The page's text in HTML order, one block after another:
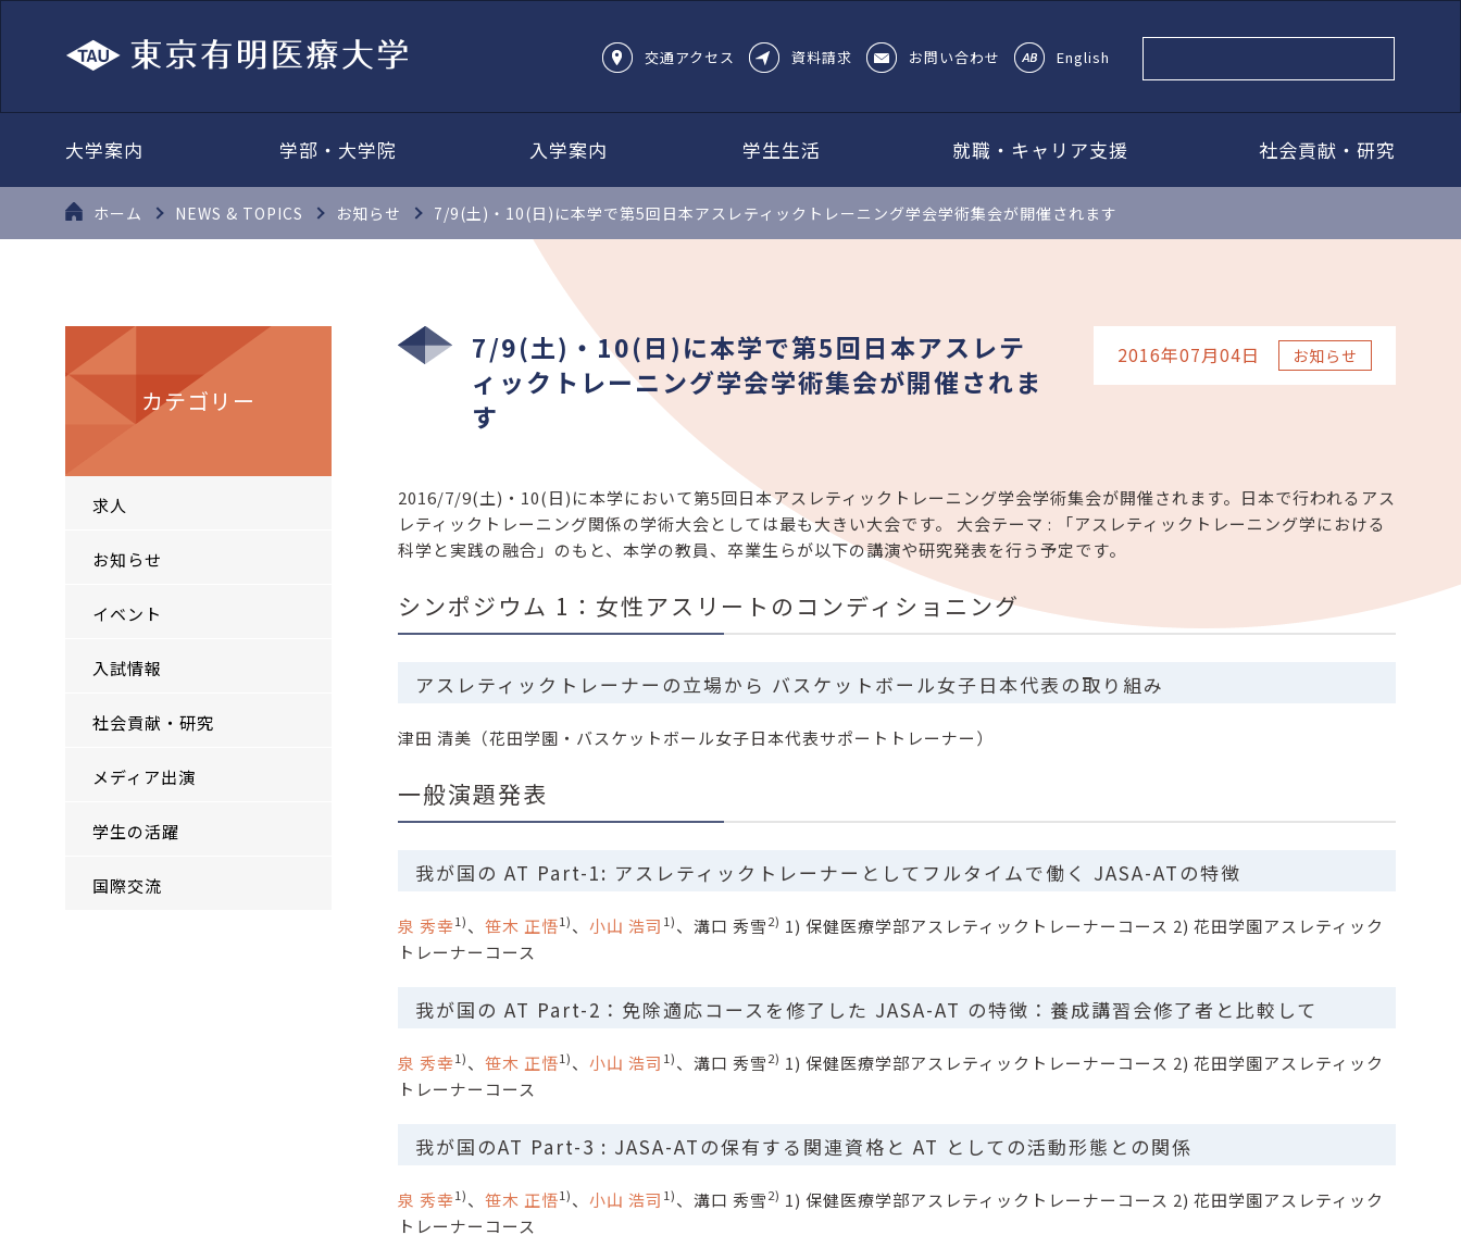
交通アクセス 資料請求 お問い合わせ English
大学案内 学部・大学院 入学案内 学生生活 就職・キャリア支援 社会貢献・研究
ホーム NEWS & TOPICS お知らせ 7/9(土)・10(日)に本学で第5回日本アスレティックトレーニング学会学術集会が開催されます
カテゴリー
求人
お知らせ
イベント
入試情報
社会貢献・研究
メディア出演
学生の活躍
国際交流
7/9(土)・10(日)に本学で第5回日本アスレテ
ィックトレーニング学会学術集会が開催されま
す
2016年07月04日 お知らせ
2016/7/9(土)・10(日)に本学において第5回日本アスレティックトレーニング学会学術集会が開催されます。日本で行われるアス
レティックトレーニング関係の学術大会としては最も大きい大会です。 大会テーマ : 「アスレティックトレーニング学における
科学と実践の融合」のもと、本学の教員、卒業生らが以下の講演や研究発表を行う予定です。
シンポジウム 1：女性アスリートのコンディショニング
アスレティックトレーナーの立場から バスケットボール女子日本代表の取り組み
津田 清美（花田学園・バスケットボール女子日本代表サポートトレーナー）
一般演題発表
我が国の AT Part-1: アスレティックトレーナーとしてフルタイムで働く JASA-ATの特徴
泉 秀幸1)、 笹木 正悟1)、 小山 浩司 1)、溝口 秀雪2) 1) 保健医療学部アスレティックトレーナーコース 2) 花田学園アスレティック
トレーナーコース
我が国の AT Part-2：免除適応コースを修了した JASA-AT の特徴：養成講習会修了者と比較して
泉 秀幸1)、 笹木 正悟1)、 小山 浩司 1)、溝口 秀雪2) 1) 保健医療学部アスレティックトレーナーコース 2) 花田学園アスレティック
トレーナーコース
我が国のAT Part-3 : JASA-ATの保有する関連資格と AT としての活動形態との関係
泉 秀幸1)、 笹木 正悟1)、 小山 浩司 1)、溝口 秀雪2) 1) 保健医療学部アスレティックトレーナーコース 2) 花田学園アスレティック
トレーナーコース